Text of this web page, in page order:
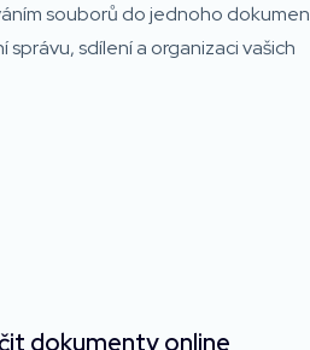
souborů do jednoho
správu, sdílení a organizaci vašich
dokumenty online